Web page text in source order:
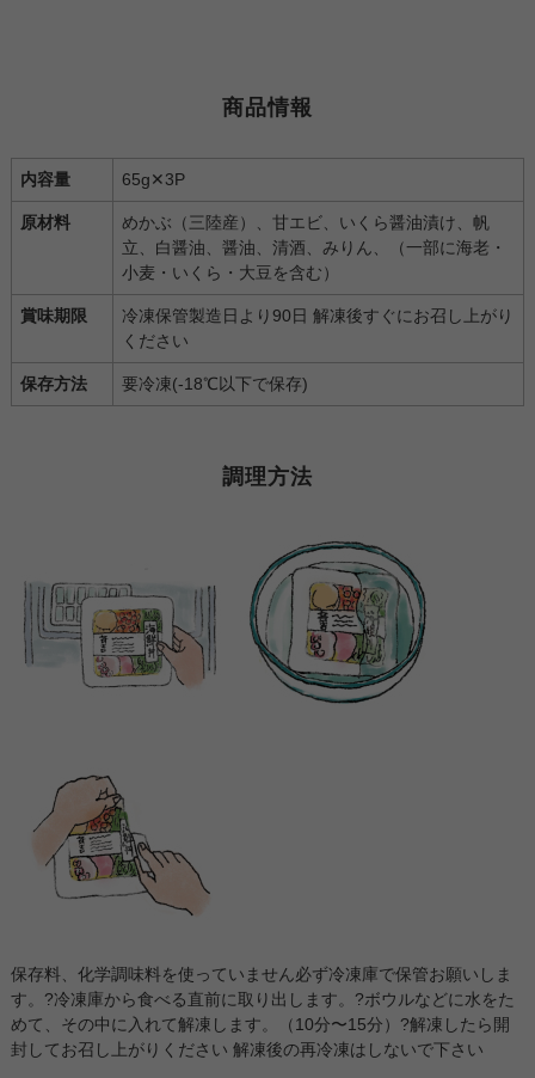
商品情報
内容量 65g✕3P
原材料
めかぶ（三陸産）、甘エビ、いくら醤油漬け、帆
立、白醤油、醤油、清酒、みりん、（一部に海老・
小麦・いくら・大豆を含む）
賞味期限
冷凍保管製造日より90日 解凍後すぐにお召し上がり
ください
保存方法 要冷凍(-18℃以下で保存)
調理方法
保存料、化学調味料を使っていません必ず冷凍庫で保管お願いしま
す。?冷凍庫から食べる直前に取り出します。?ボウルなどに水をた
めて、その中に入れて解凍します。（10分〜15分）?解凍したら開
封してお召し上がりください 解凍後の再冷凍はしないで下さい